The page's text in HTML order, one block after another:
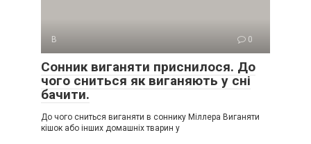
В 0
Сонник виганяти приснилося. До
чого сниться як виганяють у сні
бачити.
До чого сниться виганяти в соннику Міллера Виганяти
кішок або інших домашніх тварин у